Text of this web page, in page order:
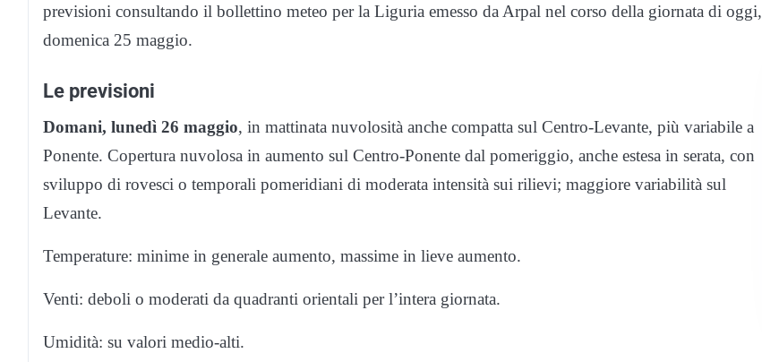
previsioni consultando il bollettino meteo per la Liguria emesso da Arpal nel corso della giornata di oggi,
domenica 25 maggio.
Le previsioni
Domani, lunedì 26 maggio, in mattinata nuvolosità anche compatta sul Centro-Levante, più variabile a
Ponente. Copertura nuvolosa in aumento sul Centro-Ponente dal pomeriggio, anche estesa in serata, con
sviluppo di rovesci o temporali pomeridiani di moderata intensità sui rilievi; maggiore variabilità sul
Levante.
Temperature: minime in generale aumento, massime in lieve aumento.
Venti: deboli o moderati da quadranti orientali per l’intera giornata.
Umidità: su valori medio-alti.